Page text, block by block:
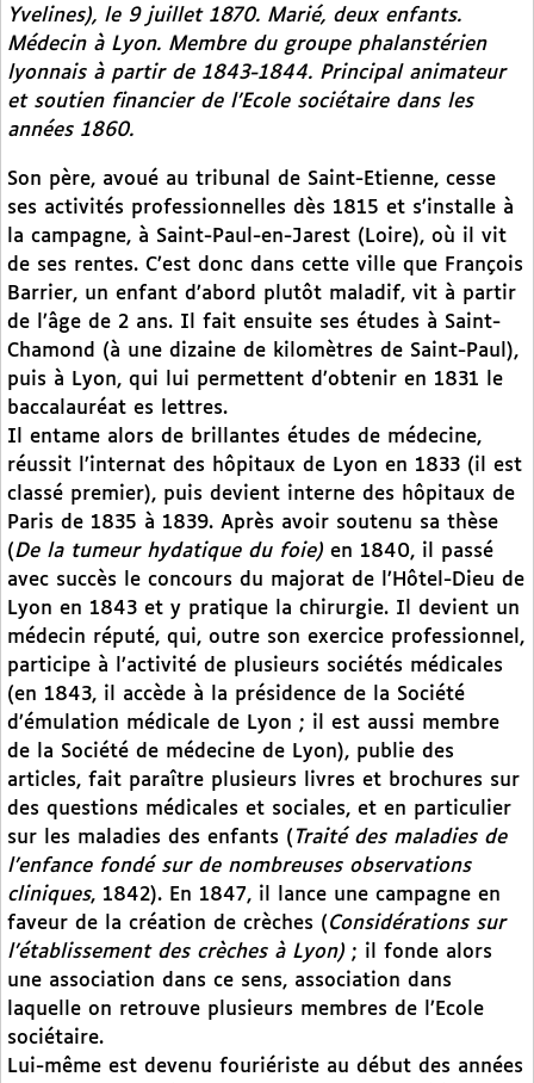
Yvelines), le 9 juillet 1870. Marié, deux enfants.
Médecin à Lyon. Membre du groupe phalanstérien
lyonnais à partir de 1843-1844. Principal animateur
et soutien financier de l’Ecole sociétaire dans les
années 1860.
Son père, avoué au tribunal de Saint-Etienne, cesse
ses activités professionnelles dès 1815 et s’installe à
la campagne, à Saint-Paul-en-Jarest (Loire), où il vit
de ses rentes. C’est donc dans cette ville que François
Barrier, un enfant d’abord plutôt maladif, vit à partir
de l’âge de 2 ans. Il fait ensuite ses études à Saint-
Chamond (à une dizaine de kilomètres de Saint-Paul),
puis à Lyon, qui lui permettent d’obtenir en 1831 le
baccalauréat es lettres.
Il entame alors de brillantes études de médecine,
réussit l’internat des hôpitaux de Lyon en 1833 (il est
classé premier), puis devient interne des hôpitaux de
Paris de 1835 à 1839. Après avoir soutenu sa thèse
(De la tumeur hydatique du foie) en 1840, il passé
avec succès le concours du majorat de l’Hôtel-Dieu de
Lyon en 1843 et y pratique la chirurgie. Il devient un
médecin réputé, qui, outre son exercice professionnel,
participe à l’activité de plusieurs sociétés médicales
(en 1843, il accède à la présidence de la Société
d’émulation médicale de Lyon ; il est aussi membre
de la Société de médecine de Lyon), publie des
articles, fait paraître plusieurs livres et brochures sur
des questions médicales et sociales, et en particulier
sur les maladies des enfants ( Traité des maladies de
l’enfance fondé sur de nombreuses observations
cliniques, 1842). En 1847, il lance une campagne en
faveur de la création de crèches (Considérations sur
l’établissement des crèches à Lyon) ; il fonde alors
une association dans ce sens, association dans
laquelle on retrouve plusieurs membres de l’Ecole
sociétaire.
Lui-même est devenu fouriériste au début des années